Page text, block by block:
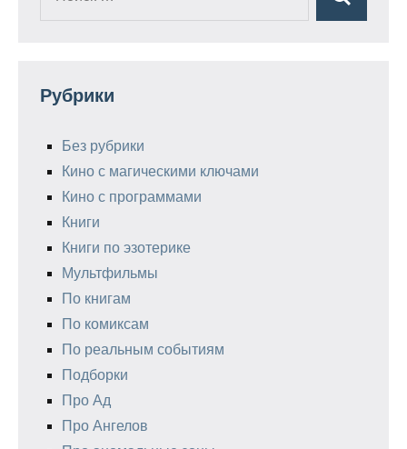
Поиск
Рубрики
Без рубрики
Кино с магическими ключами
Кино с программами
Книги
Книги по эзотерике
Мультфильмы
По книгам
По комиксам
По реальным событиям
Подборки
Про Ад
Про Ангелов